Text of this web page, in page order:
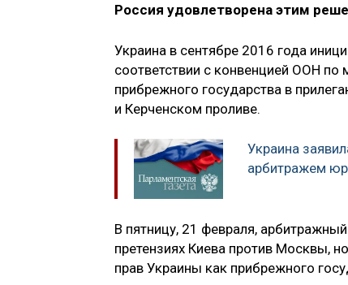
Россия удовлетворена этим
Украина в сентябре 2016 года
соответствии с конвенцией ООН
прибрежного государства в
и Керченском проливе.
Украина
арбитражем
В пятницу, 21 февраля,
претензиях Киева против Москвы,
прав Украины как прибрежного